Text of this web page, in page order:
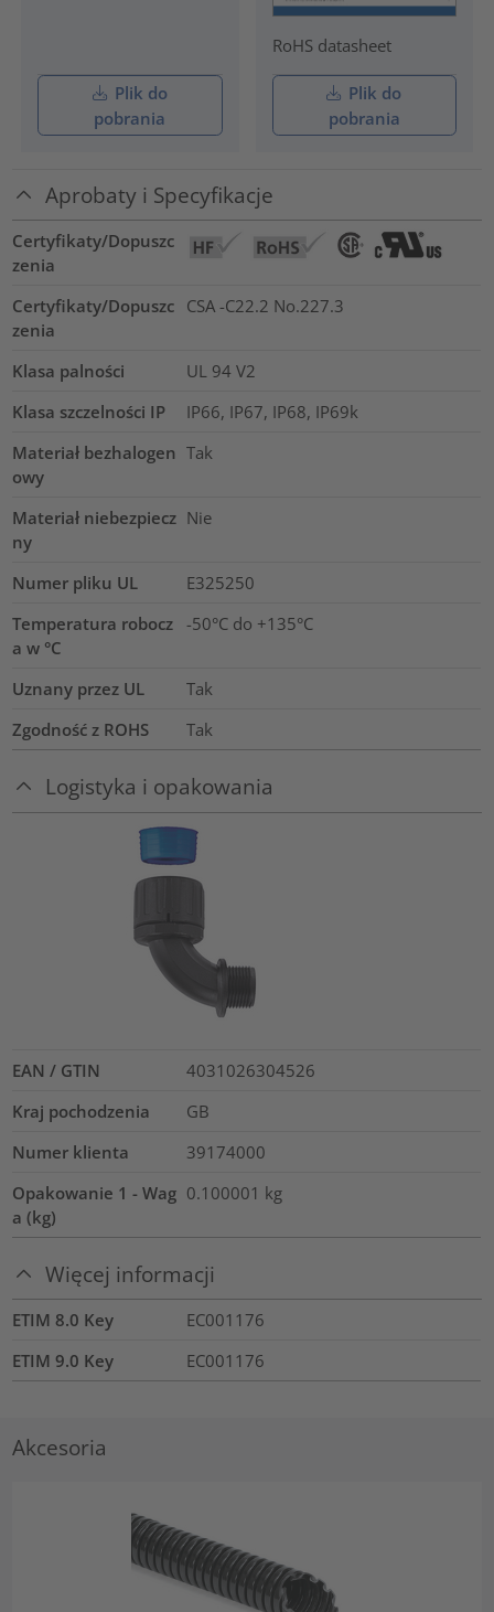
Plik do
pobrania
RoHS datasheet
Plik do
pobrania
Aprobaty i Specyfikacje
Certyfikaty/Dopuszc
zenia
Certyfikaty/Dopuszc
zenia
CSA -C22.2 No.227.3
Klasa palności
UL 94 V2
Klasa szczelności IP
IP66, IP67, IP68, IP69k
Materiał bezhalogen
owy
Tak
Materiał niebezpiecz
ny
Nie
Numer pliku UL
E325250
Temperatura robocz
a w °C
-50°C do +135°C
Uznany przez UL
Tak
Zgodność z ROHS
Tak
Logistyka i opakowania
EAN / GTIN
4031026304526
Kraj pochodzenia
GB
Numer klienta
39174000
Opakowanie 1 - Wag
a (kg)
0.100001 kg
Więcej informacji
ETIM 8.0 Key
EC001176
ETIM 9.0 Key
EC001176
Akcesoria